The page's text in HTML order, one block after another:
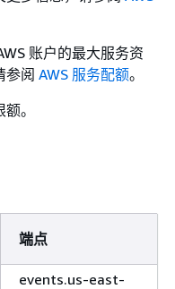
账户的最大服务资
参阅 AWS 服务配额。
。
端点
events.us-east-